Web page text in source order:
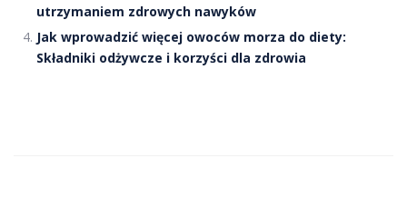
utrzymaniem zdrowych nawyków
Jak wprowadzić więcej owoców morza do diety:
Składniki odżywcze i korzyści dla zdrowia